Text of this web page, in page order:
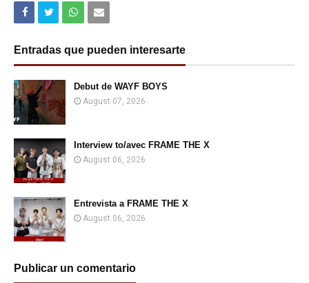
Entradas que pueden interesarte
Debut de WAYF BOYS
August 07, 2026
Interview to/avec FRAME THE X
August 06, 2026
Entrevista a FRAME THE X
August 06, 2026
Publicar un comentario